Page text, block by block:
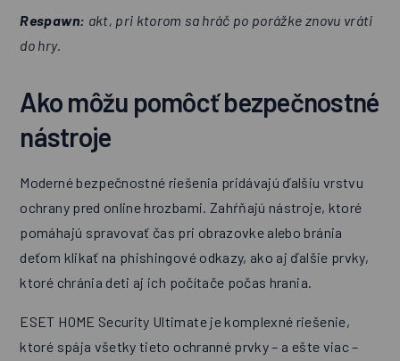
Respawn: akt, pri ktorom sa hráč po porážke znovu vráti
do hry.
Ako môžu pomôcť bezpečnostné
nástroje
Moderné bezpečnostné riešenia pridávajú ďalšiu vrstvu
ochrany pred online hrozbami. Zahŕňajú nástroje, ktoré
pomáhajú spravovať čas pri obrazovke alebo bránia
deťom klikať na phishingové odkazy, ako aj ďalšie prvky,
ktoré chránia deti aj ich počítače počas hrania.
ESET HOME Security Ultimate je komplexné riešenie,
ktoré spája všetky tieto ochranné prvky – a ešte viac –